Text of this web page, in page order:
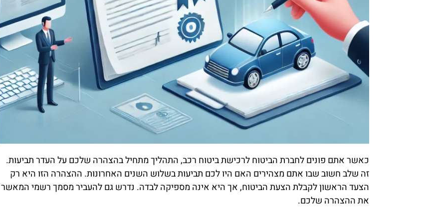
כאשר אתם פונים לחברת הביטוח לרכישת ביטוח רכב, התהליך מתחיל בהצהרה שלכם על העדר תביעות.
זה שלב חשוב שבו אתם מצהירים האם היו לכם תביעות בשלוש השנים האחרונות. ההצהרה הזו היא רק
הצעד הראשון לקבלת הצעת הביטוח, אך היא אינה מספיקה לבדה. נדרש גם להעביר מסמך רשמי המאשר
את ההצהרה שלכם.